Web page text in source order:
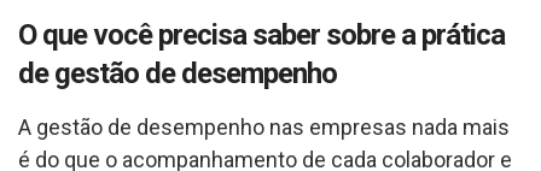
O que você precisa saber sobre a prática
de gestão de desempenho
A gestão de desempenho nas empresas nada mais
é do que o acompanhamento de cada colaborador e